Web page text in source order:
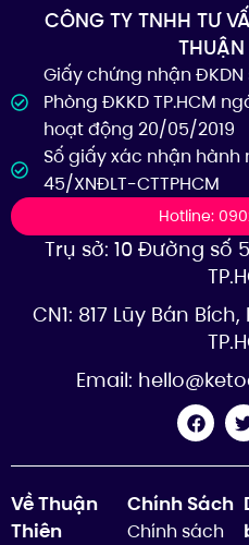
CÔNG TY TNHH TƯ
THUẬN
Giấy chứng nhận
Phòng ĐKKD TP.HCM
hoạt động 20/05/2019
Số giấy xác nhận hành
45/XNĐLT-CTTPHCM
Hotline:
Trụ sở: 10 Đường số
CN1: 817 Lũy Bán
Email:
Về Thuận
Thiên
Chính Sách
Chính sách